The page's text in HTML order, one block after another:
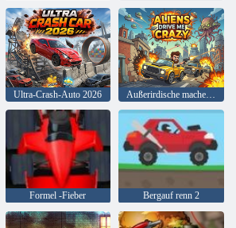
Ultra-Crash-Auto 2026
Formel -Fieber Bergauf renn 2